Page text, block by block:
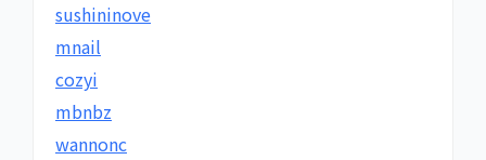
sushininove
mnail
cozyi
mbnbz
wannonc